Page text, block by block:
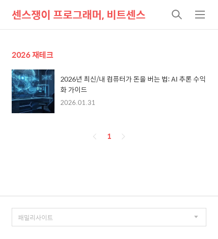
센스쟁이 프로그래머, 비트센스
검
색
메
뉴
2026 재테크
2026년 최신/내 컴퓨터가 돈을 버는 법: AI 추론 수익
화 가이드
2026.01.31
페
1